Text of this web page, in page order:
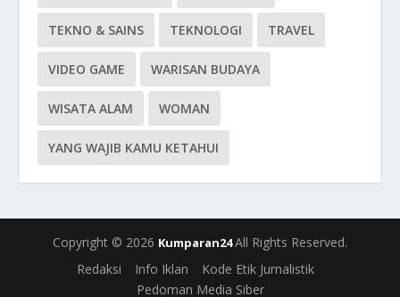
TEKNO & SAINS TEKNOLOGI TRAVEL
VIDEO GAME WARISAN BUDAYA
WISATA ALAM WOMAN
YANG WAJIB KAMU KETAHUI
Copyright © 2026 Kumparan24All Rights Reserved.
Redaksi
Info Iklan
Kode Etik Jurnalistik
Pedoman Media Siber